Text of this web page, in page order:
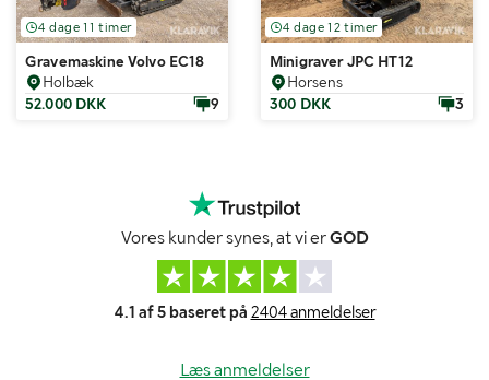
4 dage 11 timer
Gravemaskine Volvo EC18
Holbæk
52.000 DKK
9
4 dage 12 timer
Minigraver JPC HT12
Horsens
300 DKK
3
Vores kunder synes, at vi erGOD
4.1 af 5 baseret på 2404 anmeldelser
Læs anmeldelser